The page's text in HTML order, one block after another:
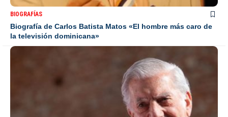
BIOGRAFÍAS
Biografía de Carlos Batista Matos «El hombre más caro de
la televisión dominicana»